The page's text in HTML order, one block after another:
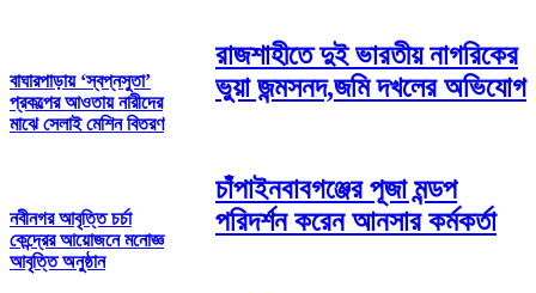
বাঘারপাড়ায় ‘স্বপ্নসুতা’
প্রকল্পের আওতায় নারীদের
মাঝে সেলাই মেশিন বিতরণ
নবীনগর আবৃত্তি চর্চা
কেন্দ্রের আয়োজনে মনোজ্ঞ
আবৃত্তি অনুষ্ঠান
রাজশাহীতে দুই ভারতীয় নাগরিকের
ভুয়া জন্মসনদ,জমি দখলের অভিযোগ
চাঁপাইনবাবগঞ্জের পূজা মন্ডপ
পরিদর্শন করেন আনসার কর্মকর্তা